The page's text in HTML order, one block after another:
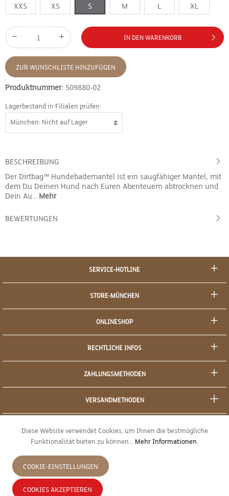
XXS XS S M L XL
IN DEN WARENKORB
ZUR WUNSCHLISTE HINZUFÜGEN
Produktnummer: 509880-02
Lagerbestand in Filialen prüfen:
BESCHREIBUNG
Der Dirtbag™ Hundebademantel ist ein saugfähiger Mantel, mit
dem Du Deinen Hund nach Euren Abenteuern abtrocknen und
Dein Au… Mehr
BEWERTUNGEN
SERVICE-HOTLINE
STORE-MÜNCHEN
ONLINESHOP
RECHTLICHE INFOS
ZAHLUNGSMETHODEN
VERSANDMETHODEN
JETZT WIDERRUFEN
Diese Website verwendet Cookies, um Ihnen die bestmögliche
Funktionalität bieten zu können... Mehr Informationen.
COOKIE-EINSTELLUNGEN
COOKIES AKZEPTIEREN